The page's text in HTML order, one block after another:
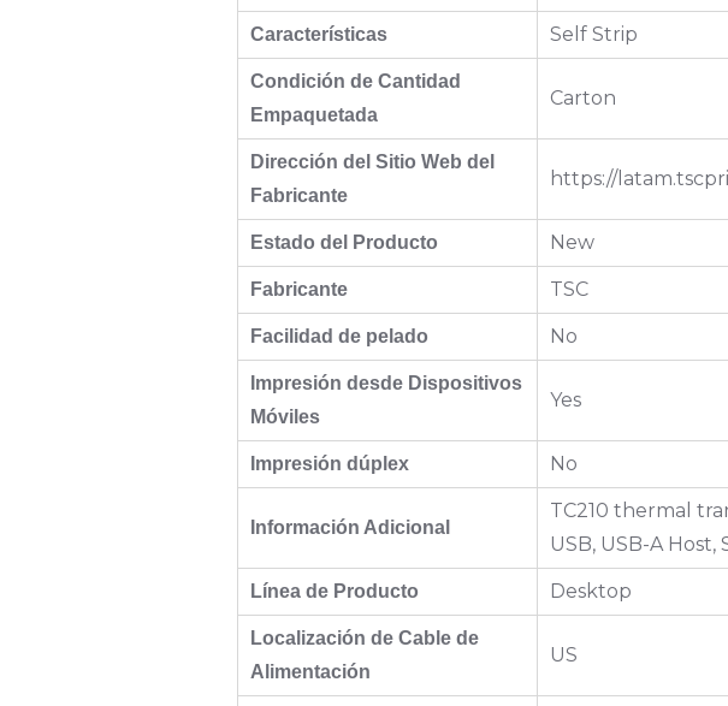
Características Self Strip
Condición de Cantidad
Empaquetada
Carton
Dirección del Sitio Web del
Fabricante
https://
Estado del Producto New
Fabricante TSC
Facilidad de pelado No
Impresión desde Dispositivos
Móviles
Yes
Impresión dúplex No
Información Adicional
TC210 thermal
USB, USB-A Host,
Línea de Producto Desktop
Localización de Cable de
Alimentación
US